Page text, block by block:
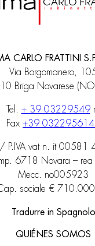
CARLO FRATTINI
Via Borgomanero,
Briga Novarese
Tel. + 39 03229549
Fax +39
P.IVA vat n. it 00581
6718 Novara –
Mecc. no005923
sociale €
Tradurre in Spagnolo
QUIÉNES SOMOS